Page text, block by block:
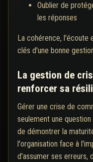
Oublier de
les réponses
La cohérence, l'écoute
clés d'une bonne
La gestion de
renforcer sa
Gérer une crise de
seulement une
de démontrer la
l'organisation face à
d'assumer ses erreurs,